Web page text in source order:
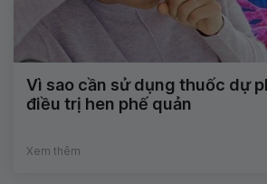
Vì sao cần sử dụng thuốc dự
điều trị hen phế quản
Xem thêm